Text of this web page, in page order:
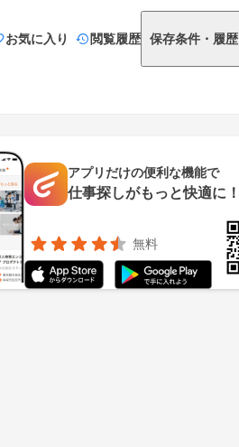
お気に入り 閲覧履歴 保存条件・履歴
アプリだけの便利な機能で
仕事探しがもっと快適に！
無料